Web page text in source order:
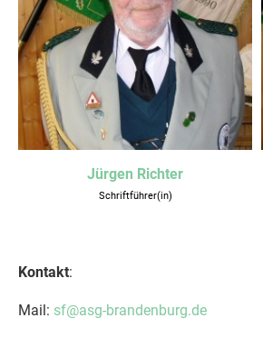
Jürgen Richter
Schriftführer(in)
Kontakt:
Mail: sf@asg-brandenburg.de